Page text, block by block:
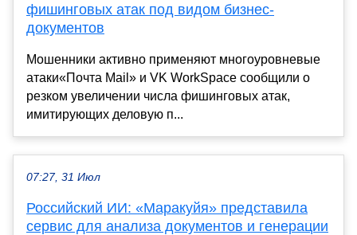
фишинговых атак под видом бизнес-
документов
Мошенники активно применяют многоуровневые
атаки«Почта Mail» и VK WorkSpace сообщили о
резком увеличении числа фишинговых атак,
имитирующих деловую п...
07:27, 31 Июл
Российский ИИ: «Маракуйя» представила
сервис для анализа документов и генерации